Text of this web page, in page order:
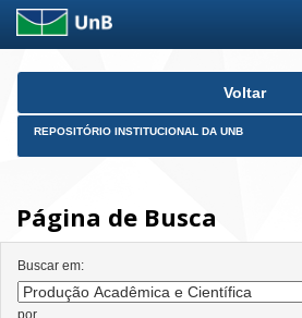
Skip
Voltar
REPOSITÓRIO INSTITUCIONAL DA UNB
Página de Busca
Buscar em:
por